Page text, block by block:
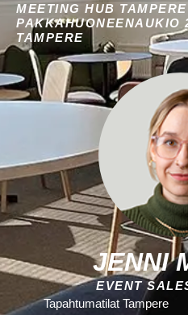
MEETING HUB TAMPERE
PAKKAHUONEENAUKIO
TAMPERE
JENNI
EVENT
Tapahtumatilat Tampere